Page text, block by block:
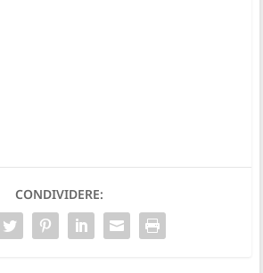
CONDIVIDERE: